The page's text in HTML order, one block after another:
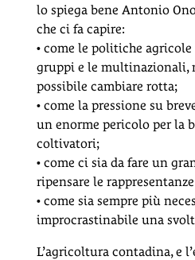
lo spiega bene Antonio
che ci fa capire:
• come le politiche
gruppi e le multinazionali,
possibile cambiare rotta;
• come la pressione su
un enorme pericolo per la
coltivatori;
• come ci sia da fare un
ripensare le
• come sia sempre più
improcrastinabile una
L’agricoltura contadina, e